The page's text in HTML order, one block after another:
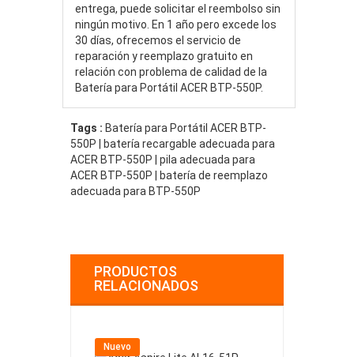
entrega, puede solicitar el reembolso sin
ningún motivo. En 1 año pero excede los
30 días, ofrecemos el servicio de
reparación y reemplazo gratuito en
relación con problema de calidad de la
Batería para Portátil ACER BTP-550P.
Tags : Batería para Portátil ACER BTP-
550P | batería recargable adecuada para
ACER BTP-550P | pila adecuada para
ACER BTP-550P | batería de reemplazo
adecuada para BTP-550P
PRODUCTOS
RELACIONADOS
Nuevo